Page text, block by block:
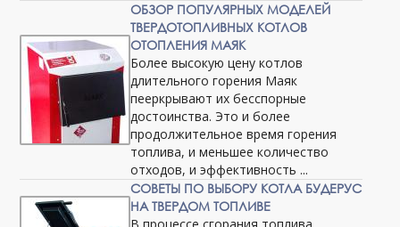
ОБЗОР ПОПУЛЯРНЫХ МОДЕЛЕЙ
ТВЕРДОТОПЛИВНЫХ КОТЛОВ
ОТОПЛЕНИЯ МАЯК
Более высокую цену котлов
длительного горения Маяк
пееркрывают их бесспорные
достоинства. Это и более
продолжительное время горения
топлива, и меньшее количество
отходов, и эффективность ...
СОВЕТЫ ПО ВЫБОРУ КОТЛА БУДЕРУС
НА ТВЕРДОМ ТОПЛИВЕ